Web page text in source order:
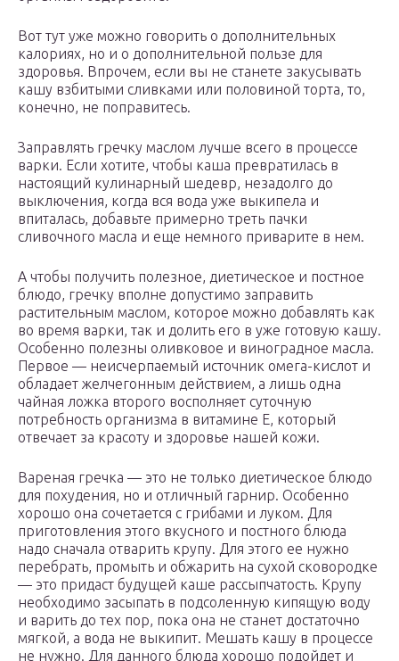
Вот тут уже можно говорить о дополнительных
калориях, но и о дополнительной пользе для
здоровья. Впрочем, если вы не станете закусывать
кашу взбитыми сливками или половиной торта, то,
конечно, не поправитесь.
Заправлять гречку маслом лучше всего в процессе
варки. Если хотите, чтобы каша превратилась в
настоящий кулинарный шедевр, незадолго до
выключения, когда вся вода уже выкипела и
впиталась, добавьте примерно треть пачки
сливочного масла и еще немного приварите в нем.
А чтобы получить полезное, диетическое и постное
блюдо, гречку вполне допустимо заправить
растительным маслом, которое можно добавлять как
во время варки, так и долить его в уже готовую кашу.
Особенно полезны оливковое и виноградное масла.
Первое — неисчерпаемый источник омега-кислот и
обладает желчегонным действием, а лишь одна
чайная ложка второго восполняет суточную
потребность организма в витамине Е, который
отвечает за красоту и здоровье нашей кожи.
Вареная гречка — это не только диетическое блюдо
для похудения, но и отличный гарнир. Особенно
хорошо она сочетается с грибами и луком. Для
приготовления этого вкусного и постного блюда
надо сначала отварить крупу. Для этого ее нужно
перебрать, промыть и обжарить на сухой сковородке
— это придаст будущей каше рассыпчатость. Крупу
необходимо засыпать в подсоленную кипящую воду
и варить до тех пор, пока она не станет достаточно
мягкой, а вода не выкипит. Мешать кашу в процессе
не нужно. Для данного блюда хорошо подойдет и